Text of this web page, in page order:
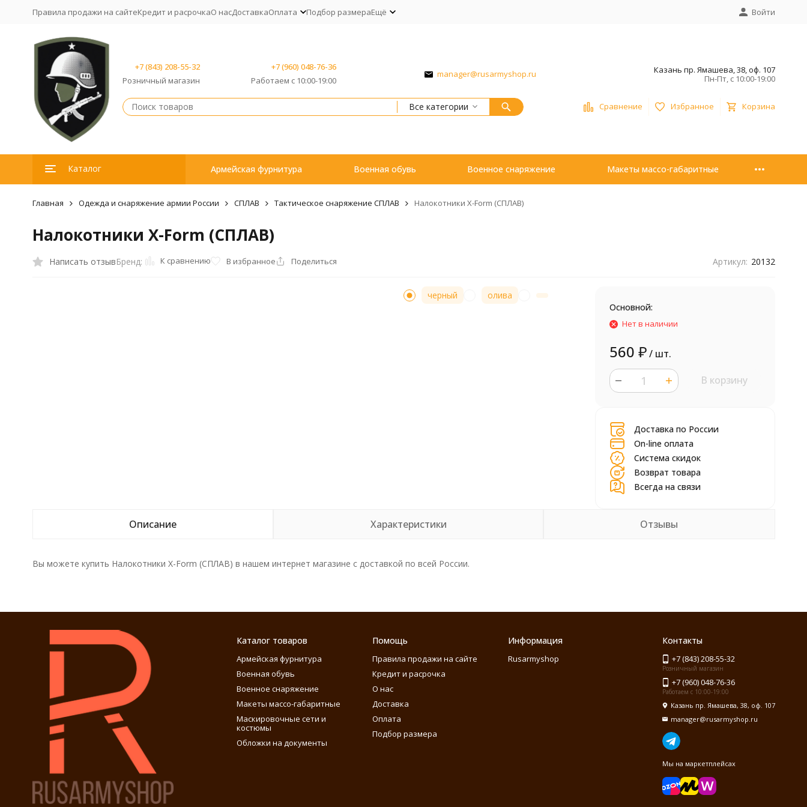
Правила продажи на сайтеКредит и расрочкаО насДоставкаОплата Подбор размераЕщё Войти
+7 (843) 208-55-32
Розничный магазин
+7 (960) 048-76-36
Работаем с 10:00-19:00
manager@rusarmyshop.ru
Казань пр. Ямашева, 38, оф. 107
Пн-Пт, с 10:00-19:00
Все категории Сравнение Избранное Корзина
Каталог Армейская фурнитура Военная обувь Военное снаряжение Макеты массо-габаритные
Главная Одежда и снаряжение армии России СПЛАВ Тактическое снаряжение СПЛАВ Налокотники X-Form (СПЛАВ)
Налокотники X-Form (СПЛАВ)
Написать отзывБренд: К сравнению В избранное Поделиться Артикул: 20132
черный
олива
Основной:
Нет в наличии
560 ₽/ шт.
В корзину
Доставка по России
On-line оплата
Система скидок
Возврат товара
Всегда на связи
Описание Характеристики Отзывы
Вы можете купить Налокотники X-Form (СПЛАВ) в нашем интернет магазине с доставкой по всей России.
Каталог товаров
Армейская фурнитура
Военная обувь
Военное снаряжение
Макеты массо-габаритные
Маскировочные сети и
костюмы
Обложки на документы
Помощь
Правила продажи на сайте
Кредит и расрочка
О нас
Доставка
Оплата
Подбор размера
Информация
Rusarmyshop
Контакты
+7 (843) 208-55-32
Розничный магазин
+7 (960) 048-76-36
Работаем с 10:00-19:00
Казань пр. Ямашева, 38, оф. 107
manager@rusarmyshop.ru
Мы на маркетплейсах